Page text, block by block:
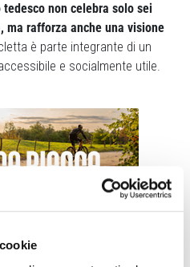
tedesco non celebra solo sei
ma rafforza anche una visione
è parte integrante di un
e socialmente utile.
incarna perfettamente i valori